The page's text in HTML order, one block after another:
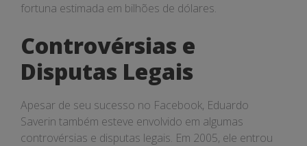
fortuna estimada em bilhões de dólares.
Controvérsias e
Disputas Legais
Apesar de seu sucesso no Facebook, Eduardo
Saverin também esteve envolvido em algumas
controvérsias e disputas legais. Em 2005, ele entrou